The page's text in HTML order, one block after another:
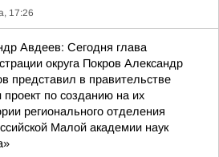
17:26
Авдеев: Сегодня глава
округа Покров Александр
представил в правительстве
проект по созданию на их
регионального отделения
Малой академии наук